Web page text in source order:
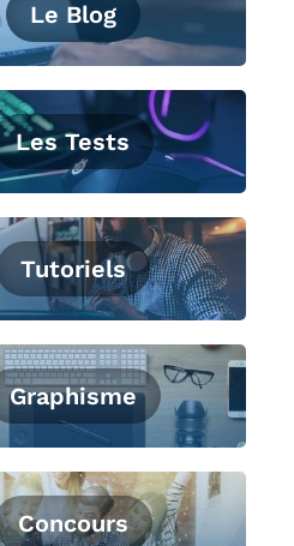
Le Blog
Les Tests
Tutoriels
Graphisme
Concours